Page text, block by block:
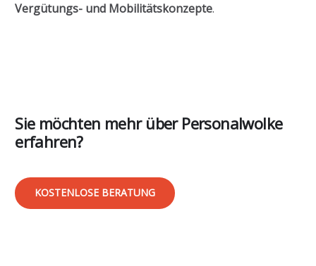
Vergütungs- und Mobilitätskonzepte.
Sie möchten mehr über Personalwolke
erfahren?
KOSTENLOSE BERATUNG